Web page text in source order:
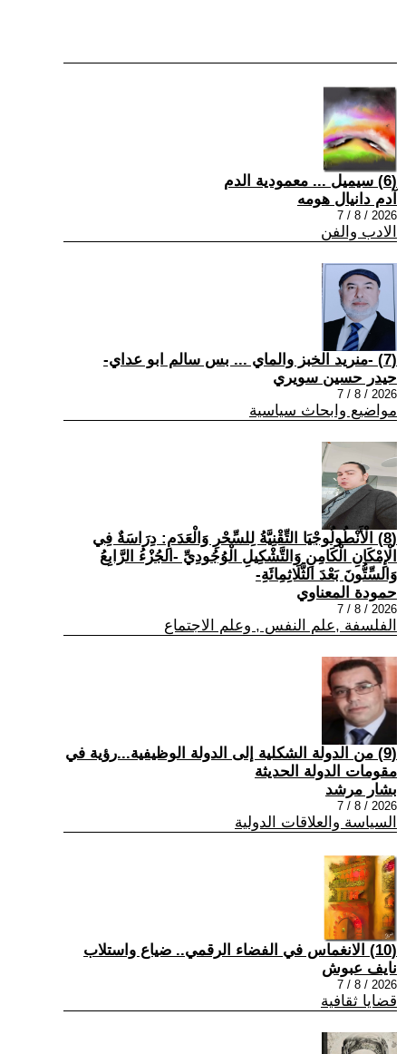
(6) سيميل ... معمودية الدم
آدم دانيال هومه
2026 / 8 / 7
الادب والفن
(7) -منريد الخبز والماي ... بس سالم ابو عداي-
حيدر حسين سويري
2026 / 8 / 7
مواضيع وابحاث سياسية
(8) الْأَنْطُولُوجْيَا التِّقْنِيَّةُ لِلسِّحْرِ وَالْعَدَمِ: دِرَاسَةٌ فِي
الْإِمْكَانِ الْكَامِنِ وَالتَّشْكِيلِ الْوُجُودِيِّ -الجُزْءُ الرَّابِعُ
وَالسِّتُّونَ بَعْدَ الثَّلَاثِمِائَةِ-
حمودة المعناوي
2026 / 8 / 7
الفلسفة ,علم النفس , وعلم الاجتماع
(9) من الدولة الشكلية إلى الدولة الوظيفية...رؤية في
مقومات الدولة الحديثة
بشار مرشد
2026 / 8 / 7
السياسة والعلاقات الدولية
(10) الانغماس في الفضاء الرقمي.. ضياع واستلاب
نايف عبوش
2026 / 8 / 7
قضايا ثقافية